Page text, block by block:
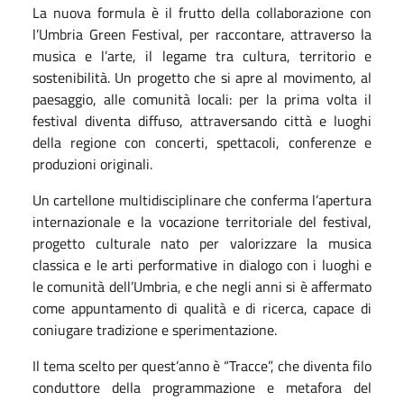
La nuova formula è il frutto della collaborazione con
l’Umbria Green Festival, per raccontare, attraverso la
musica e l’arte, il legame tra cultura, territorio e
sostenibilità. Un progetto che si apre al movimento, al
paesaggio, alle comunità locali: per la prima volta il
festival diventa diffuso, attraversando città e luoghi
della regione con concerti, spettacoli, conferenze e
produzioni originali.
Un cartellone multidisciplinare che conferma l’apertura
internazionale e la vocazione territoriale del festival,
progetto culturale nato per valorizzare la musica
classica e le arti performative in dialogo con i luoghi e
le comunità dell’Umbria, e che negli anni si è affermato
come appuntamento di qualità e di ricerca, capace di
coniugare tradizione e sperimentazione.
Il tema scelto per quest’anno è “Tracce”, che diventa filo
conduttore della programmazione e metafora del